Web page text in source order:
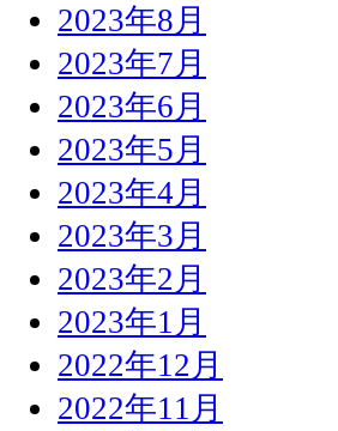
2023年8月
2023年7月
2023年6月
2023年5月
2023年4月
2023年3月
2023年2月
2023年1月
2022年12月
2022年11月